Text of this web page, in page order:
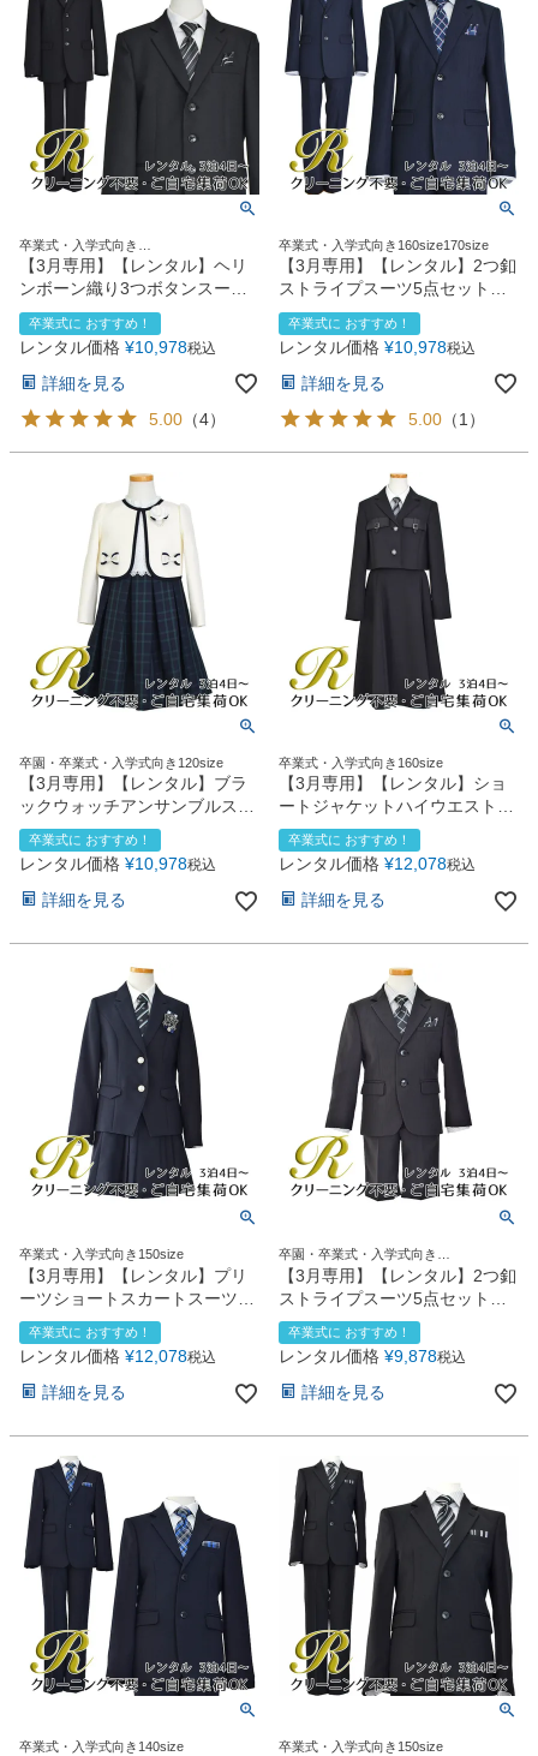
卒業式・入学式向き
140size150size160size170size
【3月専用】【レンタル】ヘリ
ンボーン織り3つボタンスーツ5
点セット(CAT545611)ブラック
卒業式に おすすめ！
レンタル価格 ¥10,978税込
詳細を見る
5.00 （4）
卒業式・入学式向き160size170size
【3月専用】【レンタル】2つ釦
ストライプスーツ5点セット
(CAT545610)ネイビー
卒業式に おすすめ！
レンタル価格 ¥10,978税込
詳細を見る
5.00 （1 ）
卒園・卒業式・入学式向き120size
【3月専用】【レンタル】ブラ
ックウォッチアンサンブルスー
ツ(CAT447367)ネイビー
卒業式に おすすめ！
レンタル価格 ¥10,978税込
詳細を見る
卒業式・入学式向き160size
【3月専用】【レンタル】ショ
ートジャケットハイウエストス
カートスーツ5点セット
(CAT422504)ブラック
卒業式に おすすめ！
レンタル価格 ¥12,078税込
詳細を見る
卒業式・入学式向き150size
【3月専用】【レンタル】プリ
ーツショートスカートスーツ5
点セット(CAT672591)ネイビー
卒業式に おすすめ！
レンタル価格 ¥12,078税込
詳細を見る
卒園・卒業式・入学式向き
110size120size130size
【3月専用】【レンタル】2つ釦
ストライプスーツ5点セット
(CAT545410)ブラック
卒業式に おすすめ！
レンタル価格 ¥9,878税込
詳細を見る
卒業式・入学式向き140size 卒業式・入学式向き150size